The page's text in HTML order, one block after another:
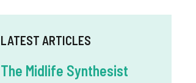
LATEST ARTICLES
The Midlife Synthesist